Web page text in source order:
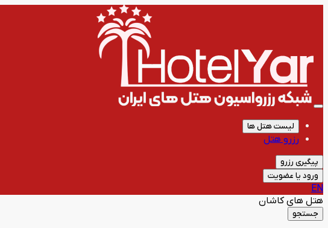
لیست هتل ها
رزرو هتل
پیگیری رزرو
ورود یا عضویت
EN
هتل هایکاشان
جستجو